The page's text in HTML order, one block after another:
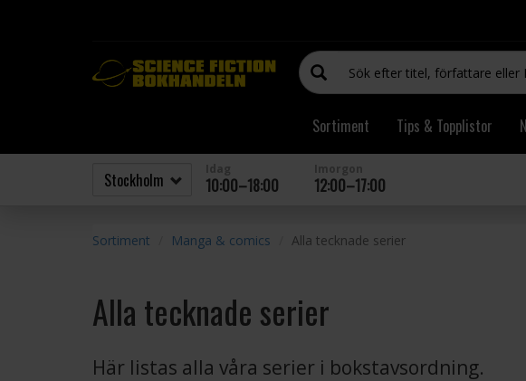
Sortiment Tips & Topplistor
10:00–18:00 12:00–17:00
Sortiment Manga & comics Alla tecknade serier
Alla tecknade serier
Här listas alla våra serier i bokstavsordning.